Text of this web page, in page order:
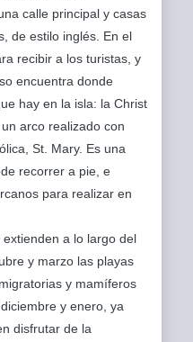
calle principal y casas
de estilo inglés. En el
recibir a los turistas, y
encuentra donde
hay en la isla: la Christ
arco realizado con
St. Mary. Es una
recorrer a pie, e
para realizar en
a lo largo del
y marzo las playas
y mamíferos
y enero, ya
disfrutar de la